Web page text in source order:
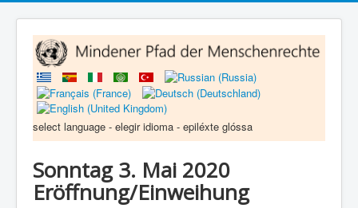
select language - elegir idioma - epiléxte glóssa
Sonntag 3. Mai 2020
Eröffnung/Einweihung